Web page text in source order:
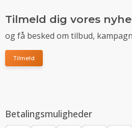
Tilmeld dig vores
og få besked om tilbud,
Tilmeld
Betalingsmuligheder